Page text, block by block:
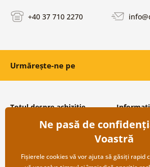
+40 37 710 2270
Urmărește-ne pe
Totul despre achiziție
Condiții și termeni generali
Protecția datelor personale
Transport și modalități de plată
Returnare
Despre noi
Întrebări
Contacte
Ne pasă de
Voastră
Fișierele cookies vă vor ajuta să găsiți rapid